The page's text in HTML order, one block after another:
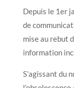
Depuis le 1er
de
mise au rebut
information
S’agissant du